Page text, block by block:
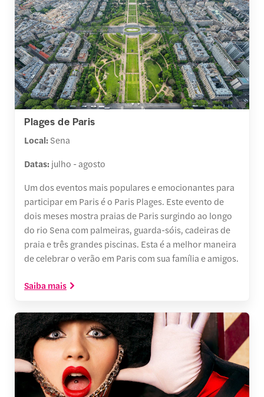
Plages de Paris
Local: Sena
Datas: julho - agosto
Um dos eventos mais populares e emocionantes para
participar em Paris é o Paris Plages. Este evento de
dois meses mostra praias de Paris surgindo ao longo
do rio Sena com palmeiras, guarda-sóis, cadeiras de
praia e três grandes piscinas. Esta é a melhor maneira
de celebrar o verão em Paris com sua família e amigos.
Saiba mais